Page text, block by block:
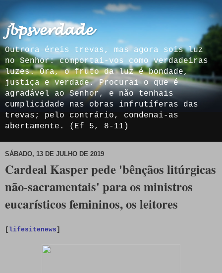
𝓳𝓫𝓹𝓼𝓿𝓮𝓻𝓭𝓪𝓭𝓮
Outrora éreis trevas, mas agora sois luz
no Senhor: comportai-vos como verdadeiras
luzes. Ora, o fruto da luz é bondade,
justiça e verdade. Procurai o que é
agradável ao Senhor, e não tenhais
cumplicidade nas obras infrutíferas das
trevas; pelo contrário, condenai-as
abertamente. (Ef 5, 8-11)
SÁBADO, 13 DE JULHO DE 2019
Cardeal Kasper pede 'bênçãos litúrgicas
não-sacramentais' para os ministros
eucarísticos femininos, os leitores
[ lifesitenews ]